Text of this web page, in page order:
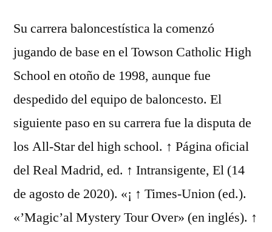
Su carrera baloncestística la comenzó
jugando de base en el Towson Catholic High
School en otoño de 1998, aunque fue
despedido del equipo de baloncesto. El
siguiente paso en su carrera fue la disputa de
los All-Star del high school. ↑ Página oficial
del Real Madrid, ed. ↑ Intransigente, El (14
de agosto de 2020). «¡ ↑ Times-Union (ed.).
«’Magic’al Mystery Tour Over» (en inglés). ↑